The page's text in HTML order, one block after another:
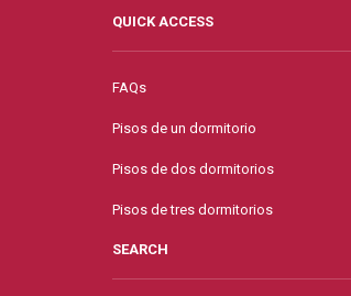
QUICK ACCESS
FAQs
Pisos de un dormitorio
Pisos de dos dormitorios
Pisos de tres dormitorios
SEARCH